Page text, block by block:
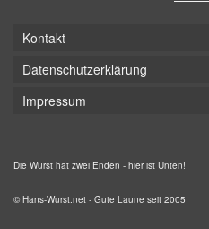
Kontakt
Datenschutzerklärung
Impressum
Die Wurst hat zwei Enden - hier ist Unten!
© Hans-Wurst.net - Gute Laune seit 2005